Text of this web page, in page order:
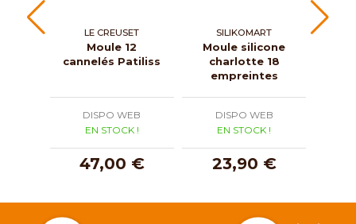
LE CREUSET
Moule 12
cannelés Patiliss
DISPO WEB
EN STOCK !
47,00 €
SILIKOMART
Moule silicone
charlotte 18
empreintes
DISPO WEB
EN STOCK !
23,90 €